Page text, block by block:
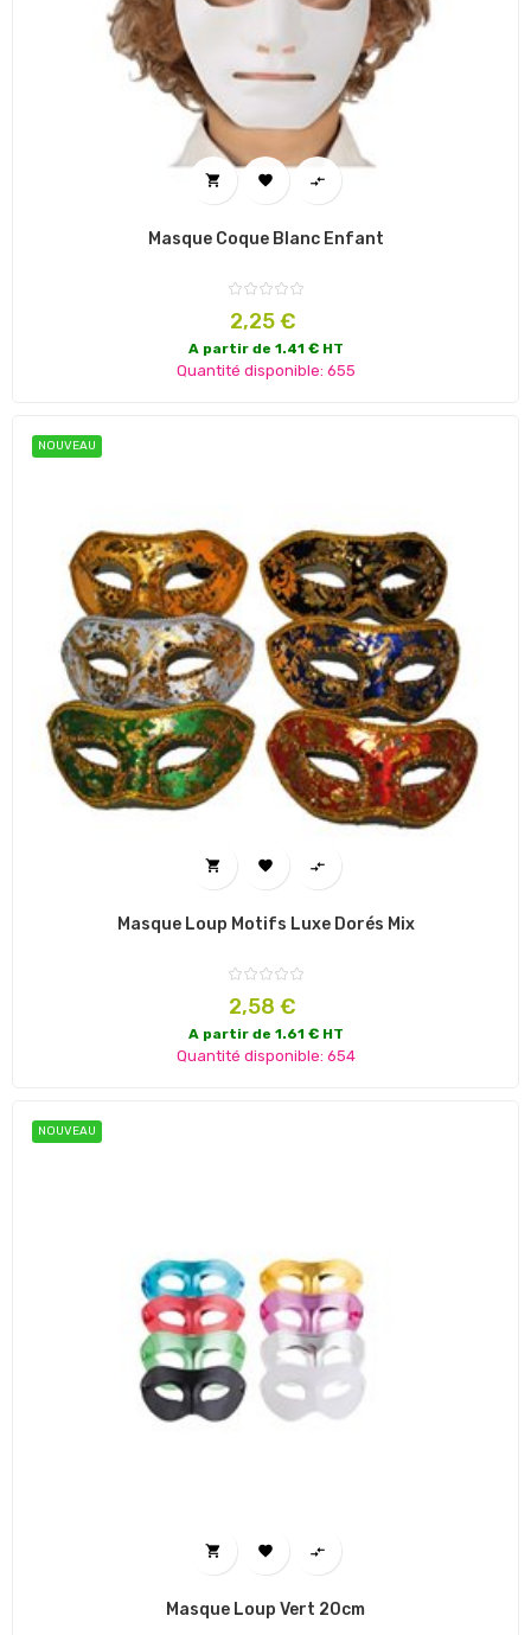
  
Masque Coque Blanc Enfant
Prix
2,25 €
A partir de 1.41 € HT
Quantité disponible: 655
NOUVEAU
  
Masque Loup Motifs Luxe Dorés Mix
Prix
2,58 €
A partir de 1.61 € HT
Quantité disponible: 654
NOUVEAU
  
Masque Loup Vert 20cm